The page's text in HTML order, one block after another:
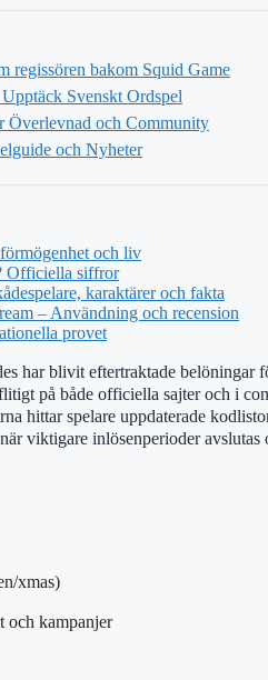
bakom Squid Game
Svenskt Ordspel
Överlevnad och Community
och Nyheter
och liv
Officiella siffror
karaktärer och fakta
– Användning och recension
provet
har blivit eftertraktade belöningar
på både officiella sajter och i
hittar spelare uppdaterade
viktigare inlösenperioder
xmas)
och kampanjer